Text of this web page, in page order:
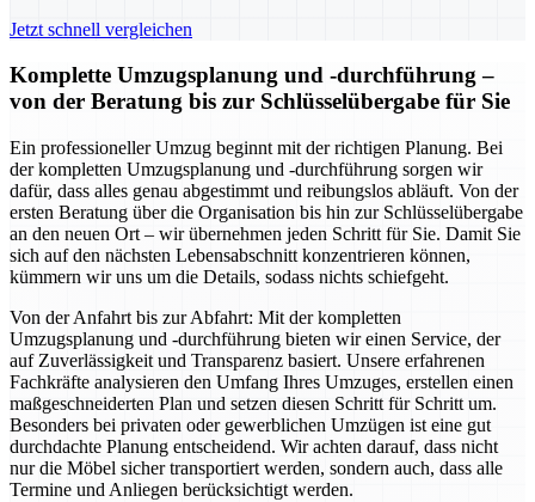
Jetzt schnell vergleichen
Komplette Umzugsplanung und -durchführung –
von der Beratung bis zur Schlüsselübergabe für Sie
Ein professioneller Umzug beginnt mit der richtigen Planung. Bei
der kompletten Umzugsplanung und -durchführung sorgen wir
dafür, dass alles genau abgestimmt und reibungslos abläuft. Von der
ersten Beratung über die Organisation bis hin zur Schlüsselübergabe
an den neuen Ort – wir übernehmen jeden Schritt für Sie. Damit Sie
sich auf den nächsten Lebensabschnitt konzentrieren können,
kümmern wir uns um die Details, sodass nichts schiefgeht.
Von der Anfahrt bis zur Abfahrt: Mit der kompletten
Umzugsplanung und -durchführung bieten wir einen Service, der
auf Zuverlässigkeit und Transparenz basiert. Unsere erfahrenen
Fachkräfte analysieren den Umfang Ihres Umzuges, erstellen einen
maßgeschneiderten Plan und setzen diesen Schritt für Schritt um.
Besonders bei privaten oder gewerblichen Umzügen ist eine gut
durchdachte Planung entscheidend. Wir achten darauf, dass nicht
nur die Möbel sicher transportiert werden, sondern auch, dass alle
Termine und Anliegen berücksichtigt werden.